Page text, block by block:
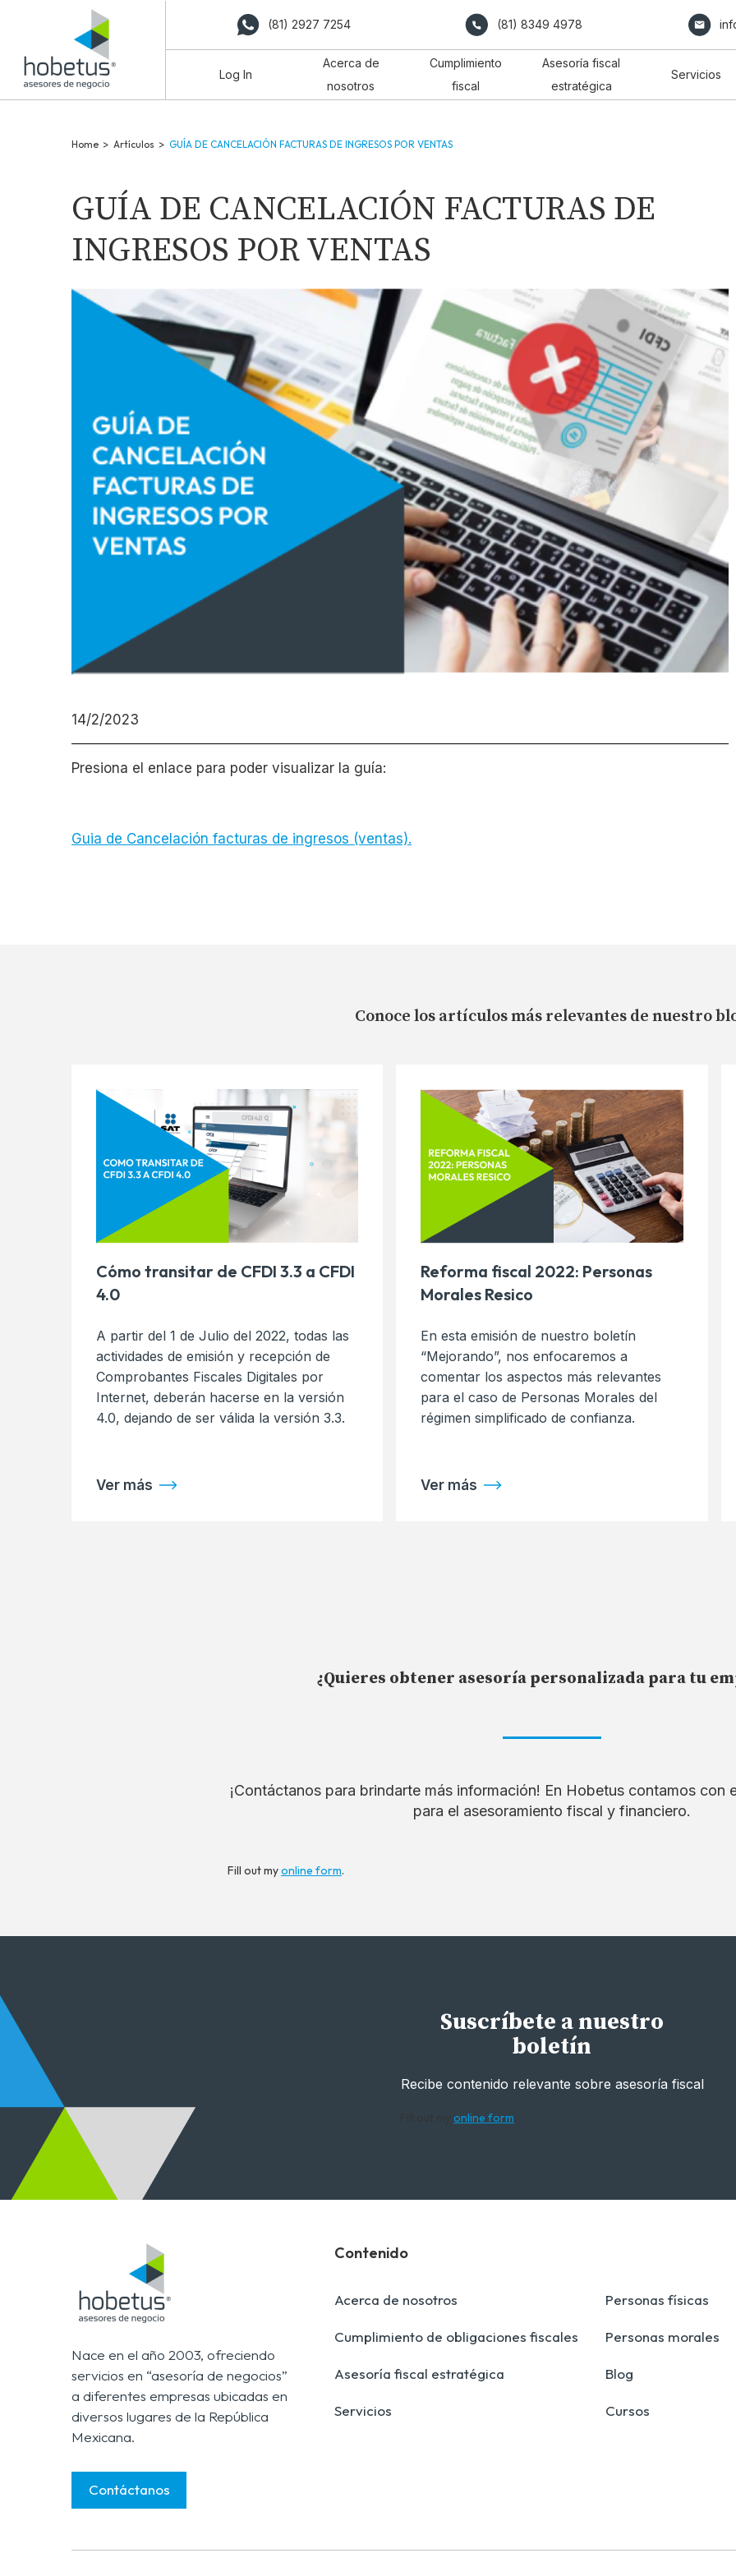
(81) 2927 7254 (81) 8349 4978
Log In
Acerca de
nosotros
Cumplimiento
fiscal
Asesoría fiscal
estratégica
Servicios
Home > Artículos > GUÍA DE CANCELACIÓN FACTURAS DE INGRESOS POR VENTAS
GUÍA DE CANCELACIÓN FACTURAS DE
INGRESOS POR VENTAS
14/2/2023
Presiona el enlace para poder visualizar la guía:
Guia de Cancelación facturas de ingresos (ventas).
Conoce los artículos más relevantes de nuestro
Cómo transitar de CFDI 3.3 a CFDI
4.0
A partir del 1 de Julio del 2022, todas las
actividades de emisión y recepción de
Comprobantes Fiscales Digitales por
Internet, deberán hacerse en la versión
4.0, dejando de ser válida la versión 3.3.
Ver más
Reforma fiscal 2022: Personas
Morales Resico
En esta emisión de nuestro boletín
“Mejorando”, nos enfocaremos a
comentar los aspectos más relevantes
para el caso de Personas Morales del
régimen simplificado de confianza.
Ver más
¿Quieres obtener asesoría personalizada para tu
¡Contáctanos para brindarte más información! En Hobetus contamos con
para el asesoramiento fiscal y financiero.
Fill out myonline form.
Suscríbete a nuestro
boletín
Recibe contenido relevante sobre asesoría fiscal
online form
Nace en el año 2003, ofreciendo
servicios en “asesoría de negocios”
a diferentes empresas ubicadas en
diversos lugares de la República
Mexicana.
Contáctanos
Contenido
Acerca de nosotros Personas físicas
Cumplimiento de obligaciones fiscales Personas morales
Asesoría fiscal estratégica Blog
Servicios Cursos